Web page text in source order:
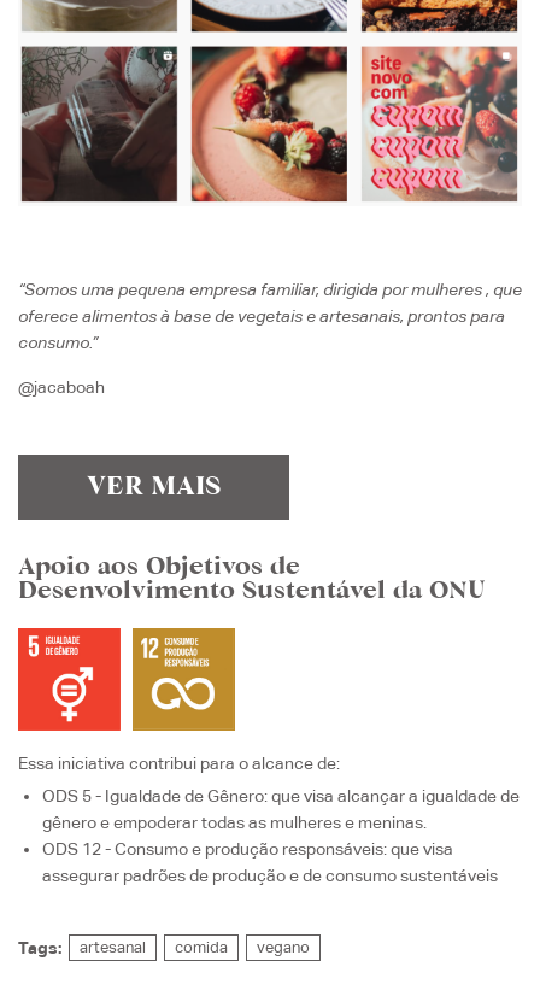
“Somos uma pequena empresa familiar, dirigida por mulheres , que
oferece alimentos à base de vegetais e artesanais, prontos para
consumo.”
@jacaboah
VER MAIS
Apoio aos Objetivos de
Desenvolvimento Sustentável da ONU
Essa iniciativa contribui para o alcance de:
ODS 5 - Igualdade de Gênero: que visa alcançar a igualdade de
gênero e empoderar todas as mulheres e meninas.
ODS 12 - Consumo e produção responsáveis: que visa
assegurar padrões de produção e de consumo sustentáveis
Tags: artesanal comida vegano